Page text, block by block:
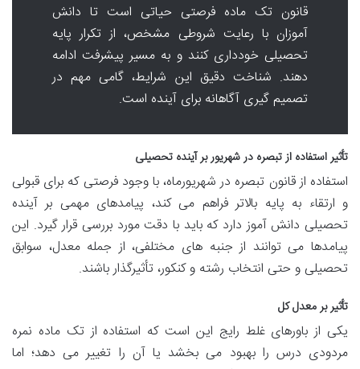
قانون تک ماده فرصتی حیاتی است تا دانش
آموزان با رعایت شروطی مشخص، از تکرار پایه
تحصیلی خودداری کنند و به مسیر پیشرفت ادامه
دهند. شناخت دقیق این شرایط، گامی مهم در
تصمیم گیری آگاهانه برای آینده است.
تأثیر استفاده از تبصره در شهریور بر آینده تحصیلی
استفاده از قانون تبصره در شهریورماه، با وجود فرصتی که برای قبولی
و ارتقاء به پایه بالاتر فراهم می کند، پیامدهای مهمی بر آینده
تحصیلی دانش آموز دارد که باید با دقت مورد بررسی قرار گیرد. این
پیامدها می توانند از جنبه های مختلفی، از جمله معدل، سوابق
تحصیلی و حتی انتخاب رشته و کنکور، تأثیرگذار باشند.
تأثیر بر معدل کل
یکی از باورهای غلط رایج این است که استفاده از تک ماده نمره
مردودی درس را بهبود می بخشد یا آن را تغییر می دهد؛ اما